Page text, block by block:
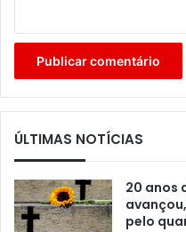
ÚLTIMAS NOTÍCIAS
20 anos
pelo